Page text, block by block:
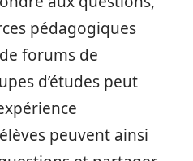
pédagogiques
forums de
d’études peut
peuvent ainsi